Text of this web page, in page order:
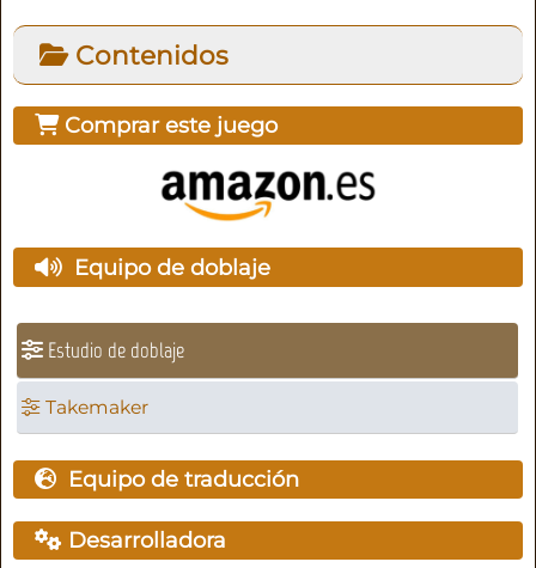
Contenidos
Comprar este juego
Equipo de doblaje
Estudio de doblaje
Takemaker
Equipo de traducción
Desarrolladora